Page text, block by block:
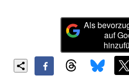
Als
auf